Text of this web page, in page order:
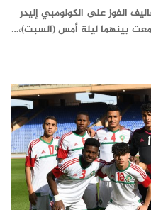
الفوز على الكولومبي إليدر